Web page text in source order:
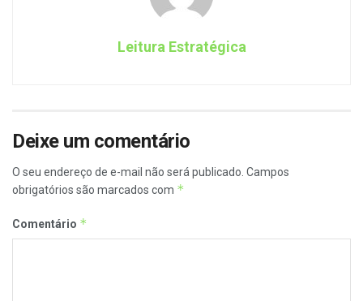
Leitura Estratégica
Deixe um comentário
O seu endereço de e-mail não será publicado. Campos
obrigatórios são marcados com *
Comentário *